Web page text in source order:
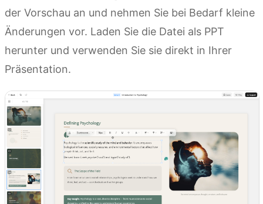
der Vorschau an und nehmen Sie bei Bedarf kleine
Änderungen vor. Laden Sie die Datei als PPT
herunter und verwenden Sie sie direkt in Ihrer
Präsentation.